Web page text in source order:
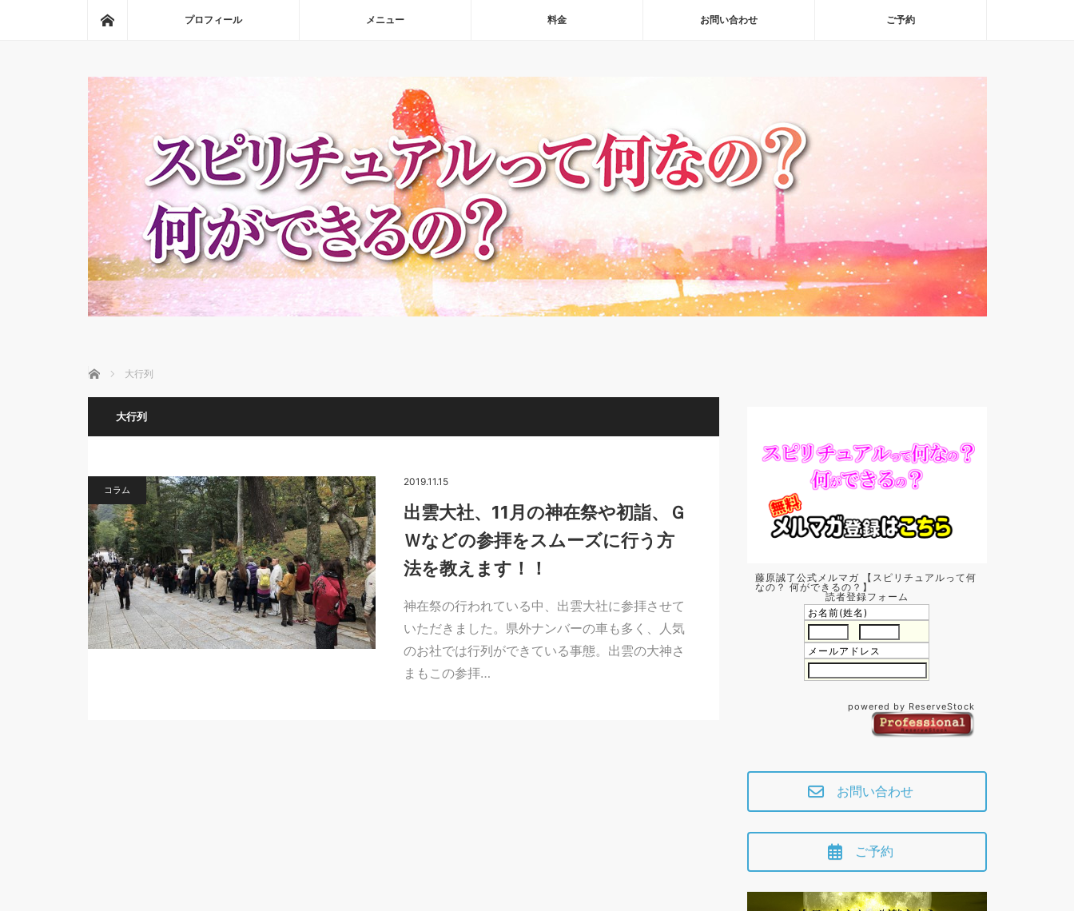
プロフィール メニュー 料金 お問い合わせ ご予約
ホーム 大行列
大行列
コラム
2019.11.15
出雲大社、11月の神在祭や初詣、Ｇ
Ｗなどの参拝をスムーズに行う方
法を教えます！！
神在祭の行われている中、出雲大社に参拝させて
いただきました。県外ナンバーの車も多く、人気
のお社では行列ができている事態。出雲の大神さ
まもこの参拝…
藤原誠了公式メルマガ 【スピリチュアルって何
なの？ 何ができるの？】
読者登録フォーム
お名前(姓名)
メールアドレス
powered by ReserveStock
お問い合わせ
ご予約